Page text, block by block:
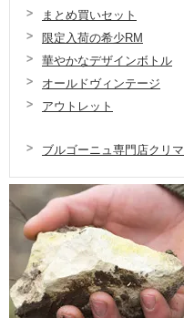
まとめ買いセット
限定入荷の希少RM
華やかなデザインボトル
オールドヴィンテージ
アウトレット
ブルゴーニュ専門店クリマ